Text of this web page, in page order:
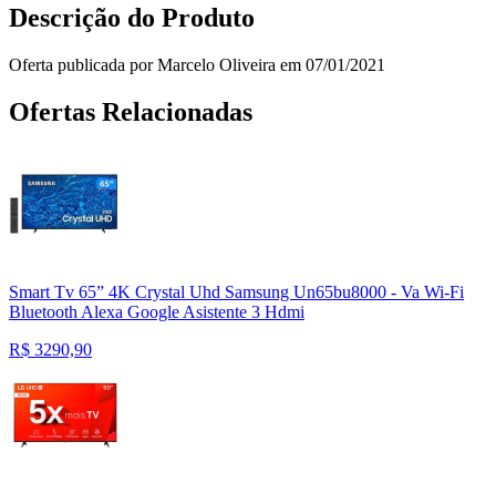
Descrição do Produto
Oferta publicada por Marcelo Oliveira em 07/01/2021
Ofertas Relacionadas
Smart Tv 65” 4K Crystal Uhd Samsung Un65bu8000 - Va Wi-Fi
Bluetooth Alexa Google Asistente 3 Hdmi
R$ 3290,90